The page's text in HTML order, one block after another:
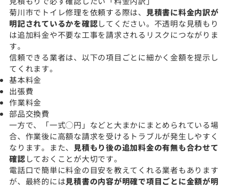
菊川市でトイレ修理を依頼する際は、
見積書に料金内訳が
明記されているかを確認してください。不透明な見積もり
は追加料金や不要な工事を請求されるリスクにつながりま
す。
信頼できる業者は、以下の項目ごとに細かく金額を提示し
てくれます。
基本料金
出張費
作業料金
部品交換費
一方で、「一式◯円」などと大まかにまとめられている場
合、作業後に高額な請求を受けるトラブルが発生しやすく
なります。また、 見積もり後の追加料金の有無も合わせて
確認しておくことが大切です。
電話口で簡単に料金の目安を教えてくれる業者もあります
が、最終的には見積書の内容が明確で項目ごとに金額が明